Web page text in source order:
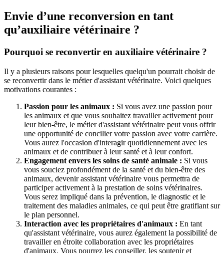
Envie d’une reconversion en tant
qu’auxiliaire vétérinaire ?
Pourquoi se reconvertir en auxiliaire vétérinaire ?
Il y a plusieurs raisons pour lesquelles quelqu'un pourrait choisir de
se reconvertir dans le métier d'assistant vétérinaire. Voici quelques
motivations courantes :
Passion pour les animaux : Si vous avez une passion pour
les animaux et que vous souhaitez travailler activement pour
leur bien-être, le métier d'assistant vétérinaire peut vous offrir
une opportunité de concilier votre passion avec votre carrière.
Vous aurez l'occasion d'interagir quotidiennement avec les
animaux et de contribuer à leur santé et à leur confort.
Engagement envers les soins de santé animale : Si vous
vous souciez profondément de la santé et du bien-être des
animaux, devenir assistant vétérinaire vous permettra de
participer activement à la prestation de soins vétérinaires.
Vous serez impliqué dans la prévention, le diagnostic et le
traitement des maladies animales, ce qui peut être gratifiant sur
le plan personnel.
Interaction avec les propriétaires d'animaux : En tant
qu'assistant vétérinaire, vous aurez également la possibilité de
travailler en étroite collaboration avec les propriétaires
d'animaux. Vous pourrez les conseiller, les soutenir et